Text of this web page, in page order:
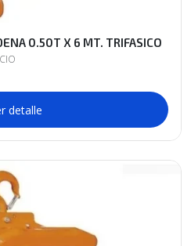
0.50T X 6 MT. TRIFASICO
detalle